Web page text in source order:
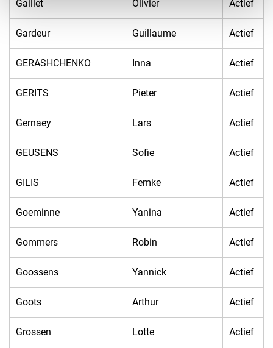
Gaillet Olivier Actief
Gardeur Guillaume Actief
GERASHCHENKO Inna Actief
GERITS Pieter Actief
Gernaey Lars Actief
GEUSENS Sofie Actief
GILIS Femke Actief
Goeminne Yanina Actief
Gommers Robin Actief
Goossens Yannick Actief
Goots Arthur Actief
Grossen Lotte Actief